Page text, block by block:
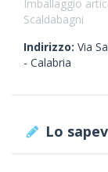
Imballaggio
Scaldabagni
Indirizzo: Via
- Calabria
Lo